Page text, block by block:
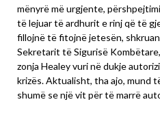
mënyrë më urgjente,
të lejuar të ardhurit e rinj që të
fillojnë të fitojnë jetesën,
Sekretarit të Sigurisë
zonja Healey vuri në dukje
krizës. Aktualisht, tha ajo, mund
shumë se një vit për të marrë